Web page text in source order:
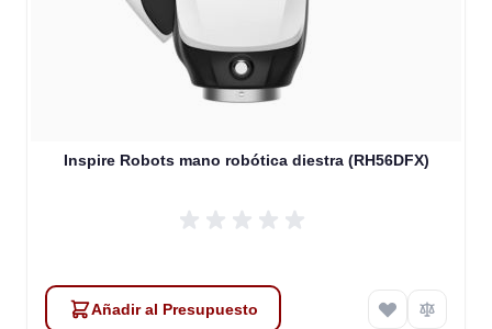
Inspire Robots mano robótica diestra (RH56DFX)
Añadir al Presupuesto